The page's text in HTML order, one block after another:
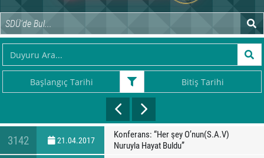
3142 21.04.2017
Konferans: “Her şey O’nun(S.A.V)
Nuruyla Hayat Buldu”